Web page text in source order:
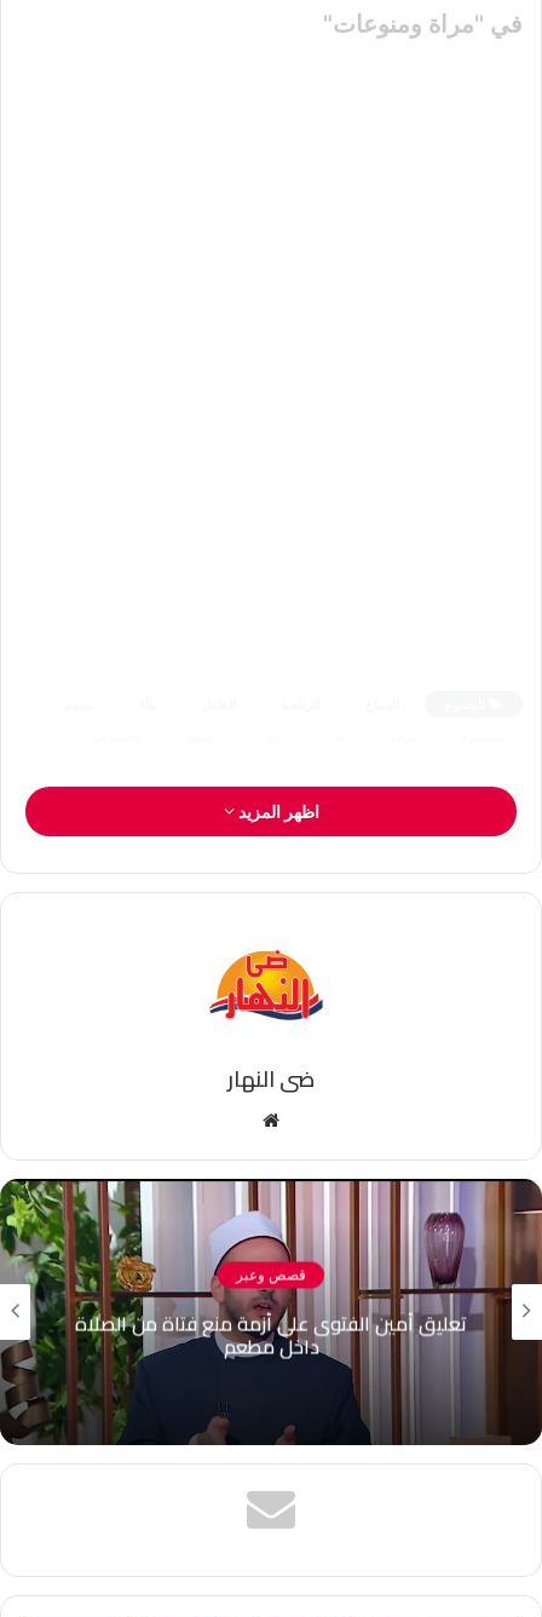
في "مراة ومنوعات"
اظهر المزيد
ضى النهار
قصص وعبر
هل رشّ المياه أمام المنازل جائز أم حرام؟.. أمين
الفتوى يجيب